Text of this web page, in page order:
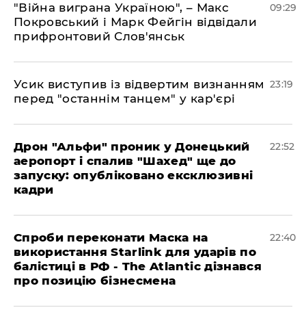
"Війна виграна Україною", – Макс
Покровський і Марк Фейгін відвідали
прифронтовий Слов'янськ
09:29
​Усик виступив із відвертим визнанням
перед "останнім танцем" у кар'єрі
23:19
​Дрон "Альфи" проник у Донецький
аеропорт і спалив "Шахед" ще до
запуску: опубліковано ексклюзивні
кадри
22:52
​Спроби переконати Маска на
використання Starlink для ударів по
балістиці в РФ - The Atlantic дізнався
про позицію бізнесмена
22:40